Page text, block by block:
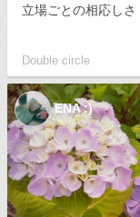
立場ごとの相応しさ
Double circle
ENA :)